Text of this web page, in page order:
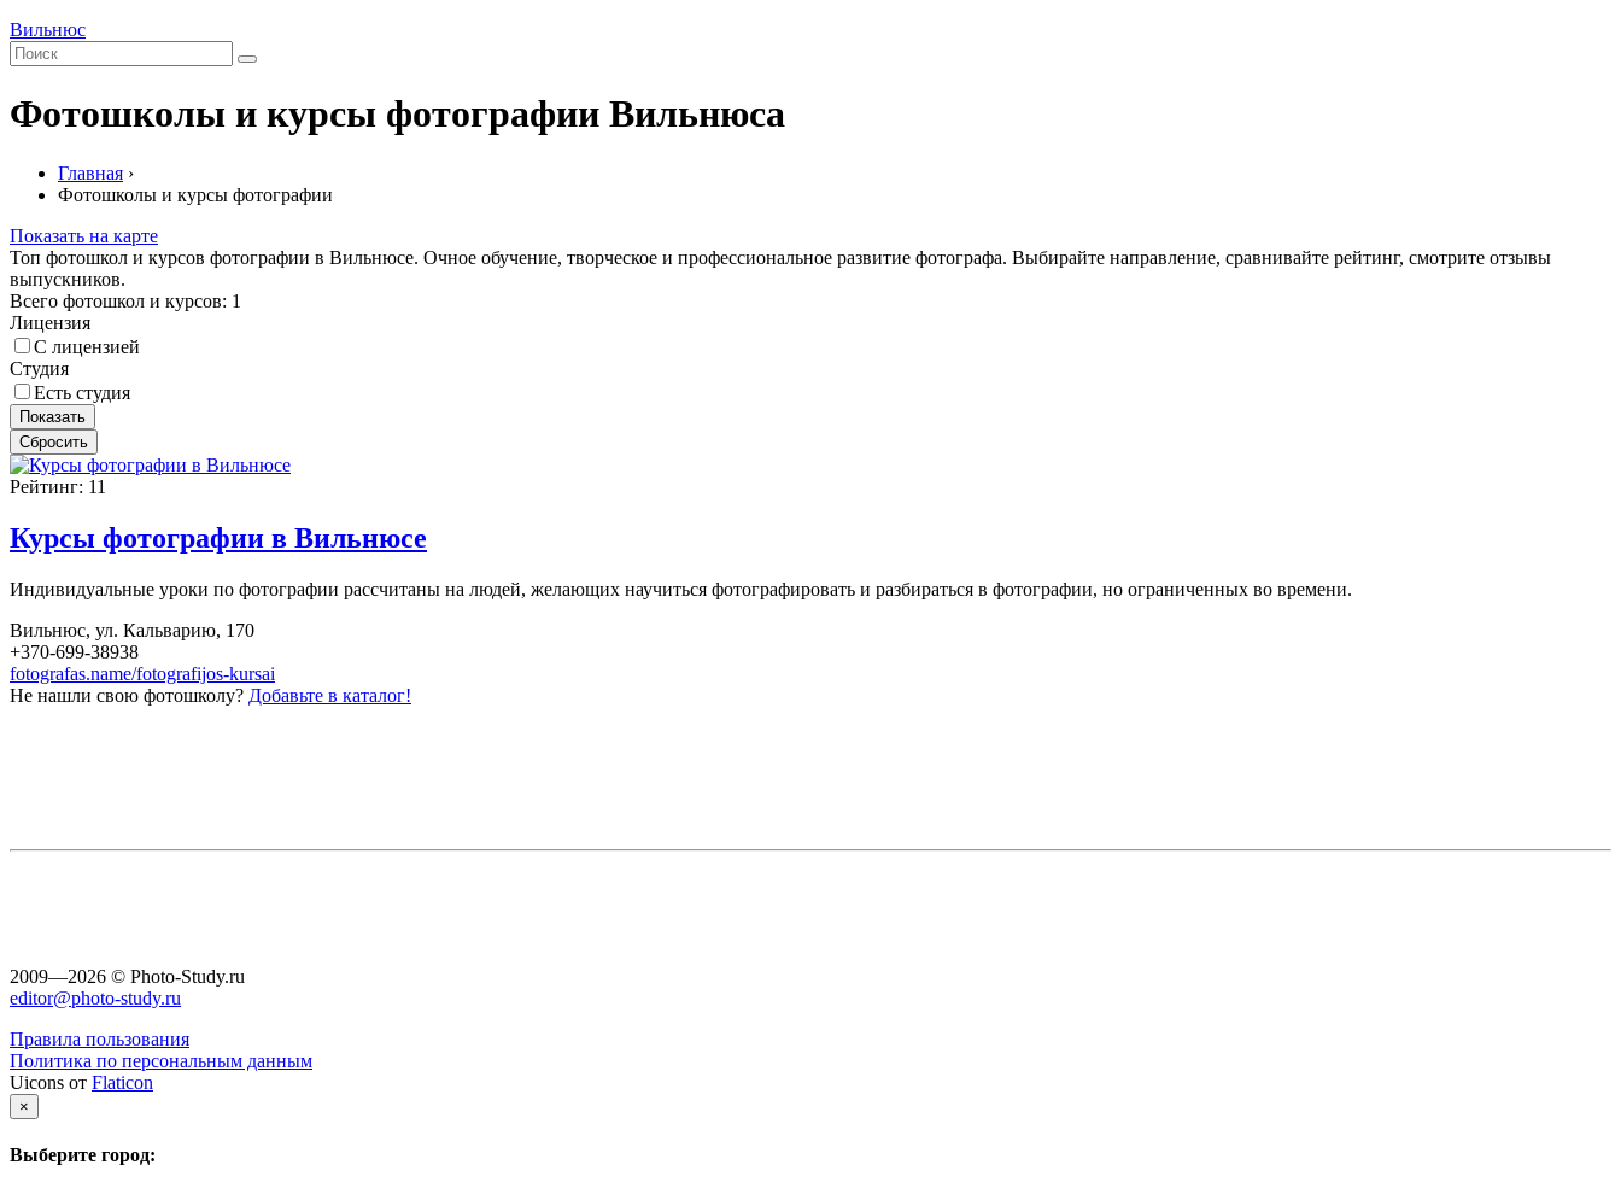
Вильнюс
Фотошколы и курсы фотографии Вильнюса
Главная ›
Фотошколы и курсы фотографии
Показать на карте
Топ фотошкол и курсов фотографии в Вильнюсе. Очное обучение, творческое и профессиональное развитие фотографа. Выбирайте направление, сравнивайте рейтинг, смотрите отзывы
выпускников.
Всего фотошкол и курсов: 1
Лицензия
С лицензией
Студия
Есть студия
Показать
Сбросить
Рейтинг: 11
Курсы фотографии в Вильнюсе
Индивидуальные уроки по фотографии рассчитаны на людей, желающих научиться фотографировать и разбираться в фотографии, но ограниченных во времени.
Вильнюс, ул. Кальварию, 170
+370-699-38938
fotografas.name/fotografijos-kursai
Не нашли свою фотошколу? Добавьте в каталог!
2009—2026 © Photo-Study.ru
editor@photo-study.ru
Правила пользования
Политика по персональным данным
Uicons от Flaticon
×
Выберите город: